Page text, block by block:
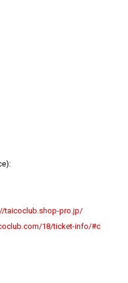
:
taicoclub.shop-pro.jp/
18/ticket-info/#c